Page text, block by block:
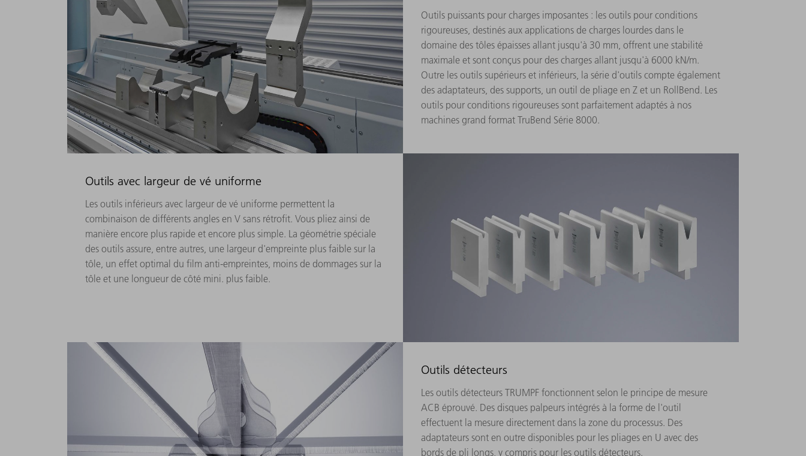
Outils puissants pour charges imposantes : les outils pour conditions
rigoureuses, destinés aux applications de charges lourdes dans le
domaine des tôles épaisses allant jusqu'à 30 mm, offrent une stabilité
maximale et sont conçus pour des charges allant jusqu'à 6000 kN/m.
Outre les outils supérieurs et inférieurs, la série d'outils compte également
des adaptateurs, des supports, un outil de pliage en Z et un RollBend. Les
outils pour conditions rigoureuses sont parfaitement adaptés à nos
machines grand format TruBend Série 8000.
Outils avec largeur de vé uniforme
Les outils inférieurs avec largeur de vé uniforme permettent la
combinaison de différents angles en V sans rétrofit. Vous pliez ainsi de
manière encore plus rapide et encore plus simple. La géométrie spéciale
des outils assure, entre autres, une largeur d'empreinte plus faible sur la
tôle, un effet optimal du film anti-empreintes, moins de dommages sur la
tôle et une longueur de côté mini. plus faible.
Outils détecteurs
Les outils détecteurs TRUMPF fonctionnent selon le principe de mesure
ACB éprouvé. Des disques palpeurs intégrés à la forme de l'outil
effectuent la mesure directement dans la zone du processus. Des
adaptateurs sont en outre disponibles pour les pliages en U avec des
bords de pli longs, y compris pour les outils détecteurs.